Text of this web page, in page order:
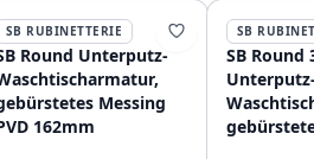
SB RUBINETTERIE
Round Unterputz-
Messing
162mm
SB
SB Round
Unterputz-